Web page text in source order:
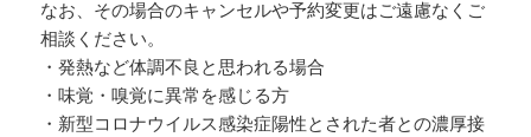
なお、その場合のキャンセルや予約変更はご遠慮なくご
相談ください。
・発熱など体調不良と思われる場合
・味覚・嗅覚に異常を感じる方
・新型コロナウイルス感染症陽性とされた者との濃厚接